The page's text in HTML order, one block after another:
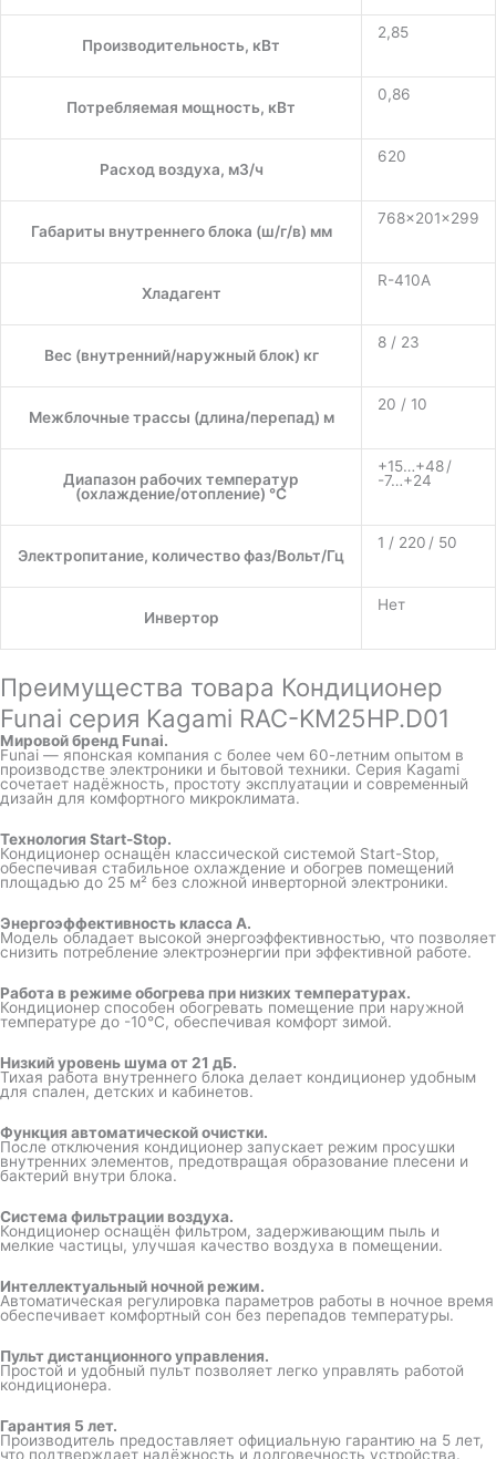
Производительность, кВт
2,85
Потребляемая мощность, кВт
0,86
Расход воздуха, м3/ч
620
Габариты внутреннего блока (ш/г/в) мм
768×201×299
Хладагент
R-410A
Вес (внутренний/наружный блок) кг
8 / 23
Межблочные трассы (длина/перепад) м
20 / 10
Диапазон рабочих температур
(охлаждение/отопление) °C
+15…+48 /
-7…+24
Электропитание, количество фаз/Вольт/Гц
1 / 220 / 50
Инвертор
Нет
Преимущества товара Кондиционер
Funai серия Kagami RAC-KM25HP.D01
Мировой бренд Funai.
Funai — японская компания с более чем 60-летним опытом в
производстве электроники и бытовой техники. Серия Kagami
сочетает надёжность, простоту эксплуатации и современный
дизайн для комфортного микроклимата.
Технология Start-Stop.
Кондиционер оснащён классической системой Start-Stop,
обеспечивая стабильное охлаждение и обогрев помещений
площадью до 25 м² без сложной инверторной электроники.
Энергоэффективность класса A.
Модель обладает высокой энергоэффективностью, что позволяет
снизить потребление электроэнергии при эффективной работе.
Работа в режиме обогрева при низких температурах.
Кондиционер способен обогревать помещение при наружной
температуре до -10°C, обеспечивая комфорт зимой.
Низкий уровень шума от 21 дБ.
Тихая работа внутреннего блока делает кондиционер удобным
для спален, детских и кабинетов.
Функция автоматической очистки.
После отключения кондиционер запускает режим просушки
внутренних элементов, предотвращая образование плесени и
бактерий внутри блока.
Система фильтрации воздуха.
Кондиционер оснащён фильтром, задерживающим пыль и
мелкие частицы, улучшая качество воздуха в помещении.
Интеллектуальный ночной режим.
Автоматическая регулировка параметров работы в ночное время
обеспечивает комфортный сон без перепадов температуры.
Пульт дистанционного управления.
Простой и удобный пульт позволяет легко управлять работой
кондиционера.
Гарантия 5 лет.
Производитель предоставляет официальную гарантию на 5 лет,
что подтверждает надёжность и долговечность устройства.